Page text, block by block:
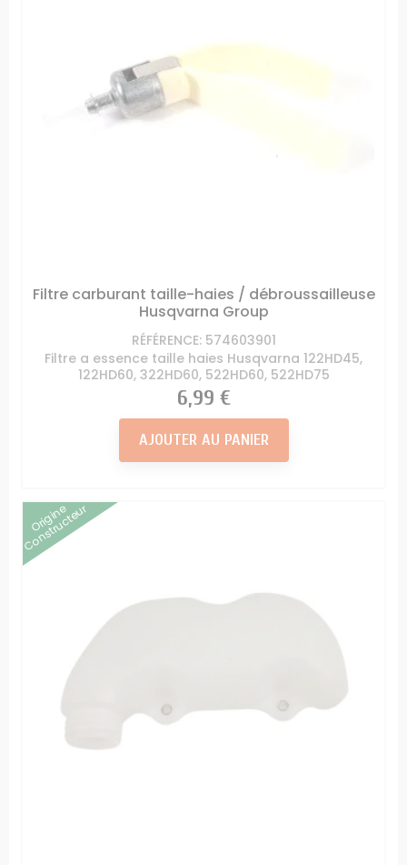
Filtre carburant taille-haies / débroussailleuse
Husqvarna Group
RÉFÉRENCE: 574603901
Filtre a essence taille haies Husqvarna 122HD45,
122HD60, 322HD60, 522HD60, 522HD75
Prix
6,99 €
AJOUTER AU PANIER
Origine
Constructeur